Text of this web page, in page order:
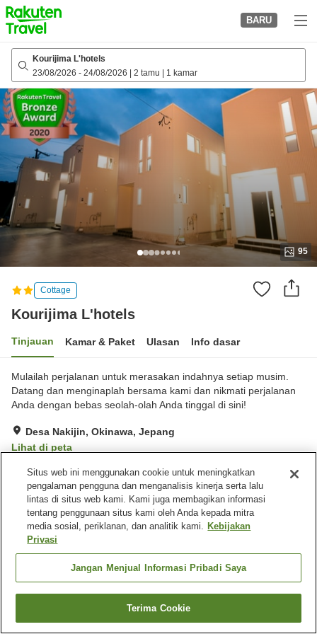
to
top
page
BARU
Kourijima L'hotels
23/08/2026 - 24/08/2026 2 tamu 1 kamar
95
Cottage
Kourijima L'hotels
Tinjauan Kamar & Paket Ulasan Info dasar
Mulailah perjalanan untuk merasakan indahnya setiap musim.
Datang dan menginaplah bersama kami dan nikmati perjalanan
Anda dengan bebas seolah-olah Anda tinggal di sini!
Desa Nakijin, Okinawa, Jepang
Lihat di peta
Sangat baik Ulasan: 20
Fasilitas properti
Tempat parkir Laundry gratis
Jepang Okinawa Desa Nakijin Kourijima L'hotels
Cari kamar
Situs web ini menggunakan cookie untuk meningkatkan
pengalaman pengguna dan menganalisis kinerja serta lalu
lintas di situs web kami. Kami juga membagikan informasi
tentang penggunaan situs kami oleh Anda kepada mitra
media sosial, periklanan, dan analitik kami. Kebijakan
Privasi
Jangan Menjual Informasi Pribadi Saya
Terima Cookie